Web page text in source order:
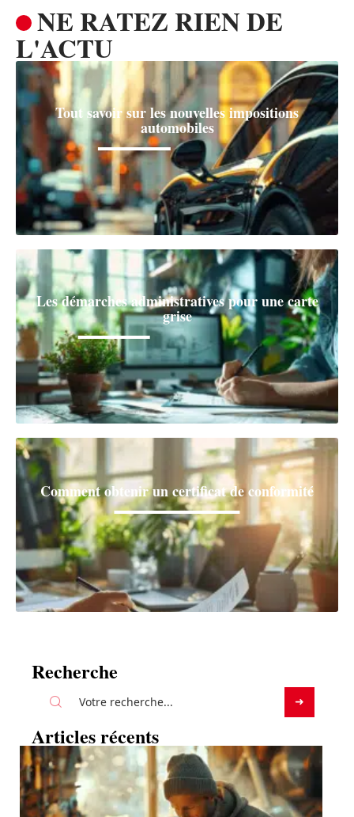
NE RATEZ RIEN DE
L'ACTU
Tout savoir sur les nouvelles impositions
automobiles
Les démarches administratives pour une carte
grise
Comment obtenir un certificat de conformité
Recherche
Articles récents